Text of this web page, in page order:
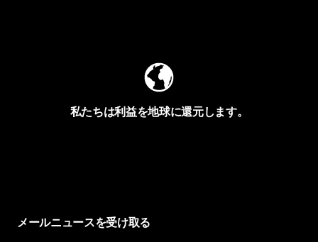
私たちは利益を地球に還元します。
メールニュースを受け取る